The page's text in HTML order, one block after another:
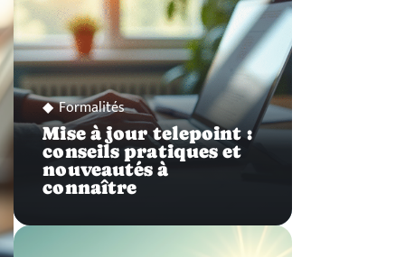
Formalités
Mise à jour telepoint :
conseils pratiques et
nouveautés à
connaître